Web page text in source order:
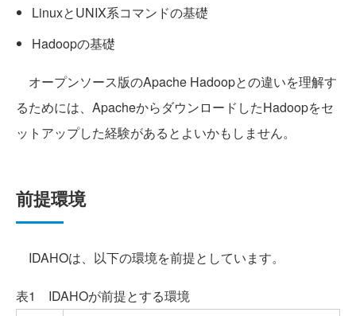
LinuxとUNIX系コマンドの基礎
Hadoopの基礎
オープンソース版のApache Hadoopとの違いを理解す
るためには、ApacheからダウンロードしたHadoopをセ
ットアップした経験があるとよいかもしません。
前提環境
IDAHOは、以下の環境を前提としています。
表1 IDAHOが前提とする環境